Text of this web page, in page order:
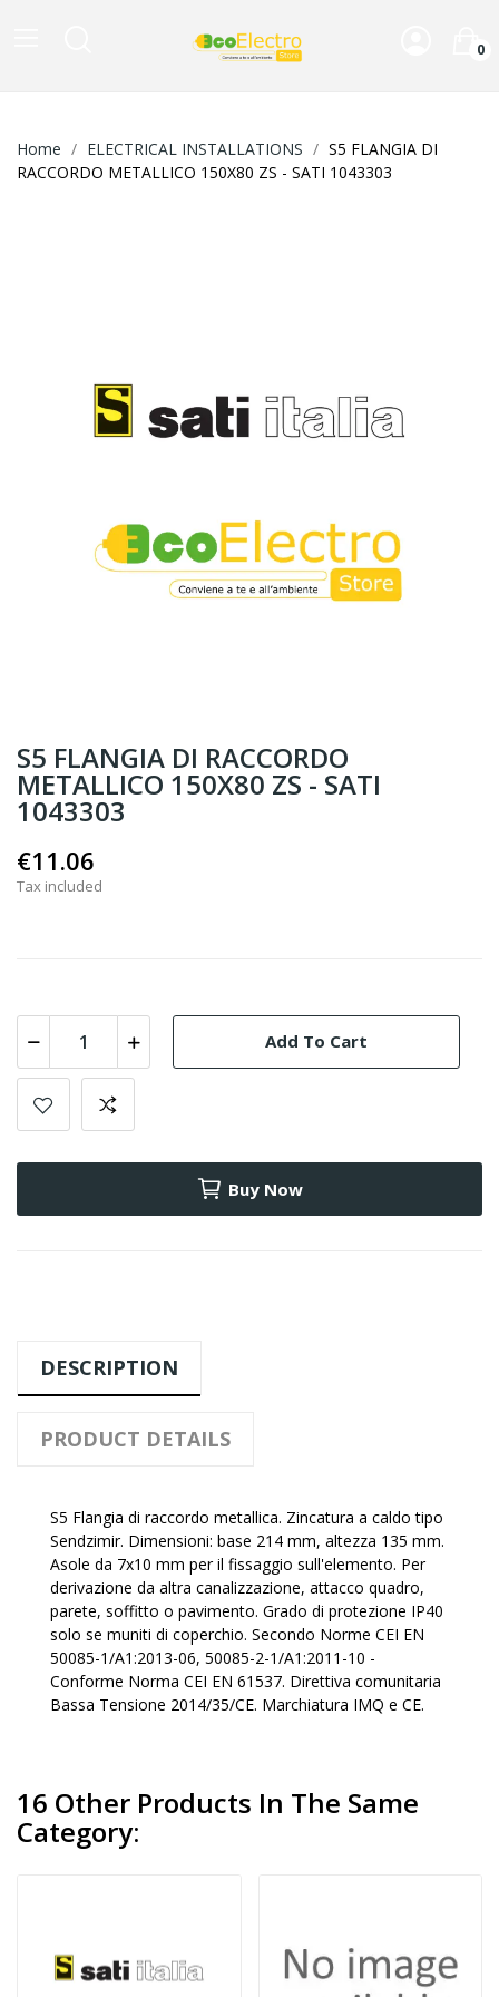
0
Home ELECTRICAL INSTALLATIONS
S5 FLANGIA DI
RACCORDO METALLICO 150X80 ZS - SATI 1043303
S5 FLANGIA DI RACCORDO
METALLICO 150X80 ZS - SATI
1043303
€11.06
Tax included
Add To Cart
Buy Now
DESCRIPTION
PRODUCT DETAILS
S5 Flangia di raccordo metallica. Zincatura a caldo tipo
Sendzimir. Dimensioni: base 214 mm, altezza 135 mm.
Asole da 7x10 mm per il fissaggio sull'elemento. Per
derivazione da altra canalizzazione, attacco quadro,
parete, soffitto o pavimento. Grado di protezione IP40
solo se muniti di coperchio. Secondo Norme CEI EN
50085-1/A1:2013-06, 50085-2-1/A1:2011-10 -
Conforme Norma CEI EN 61537. Direttiva comunitaria
Bassa Tensione 2014/35/CE. Marchiatura IMQ e CE.
16 Other Products In The Same
Category: